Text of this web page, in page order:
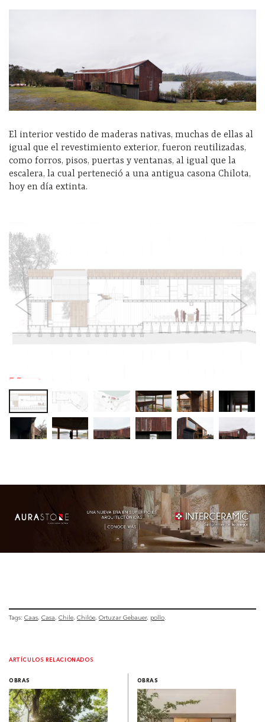
El interior vestido de maderas nativas, muchas de ellas al
igual que el revestimiento exterior, fueron reutilizadas,
como forros, pisos, puertas y ventanas, al igual que la
escalera, la cual perteneció a una antigua casona Chilota,
hoy en día extinta.
Tags: Caas Casa Chile Chilóe Ortuzar Gebauer pollo
ARTÍCULOS RELACIONADOS
OBRAS OBRAS